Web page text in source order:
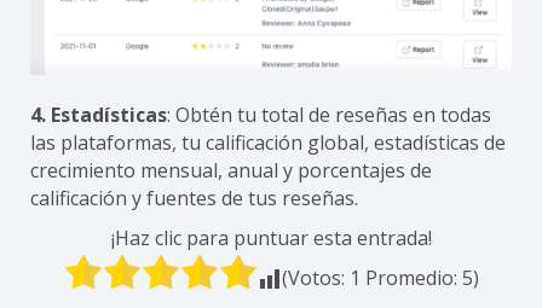
4. Estadísticas: Obtén tu total de reseñas en todas
las plataformas, tu calificación global, estadísticas de
crecimiento mensual, anual y porcentajes de
calificación y fuentes de tus reseñas.
¡Haz clic para puntuar esta entrada!
(Votos: 1 Promedio: 5)